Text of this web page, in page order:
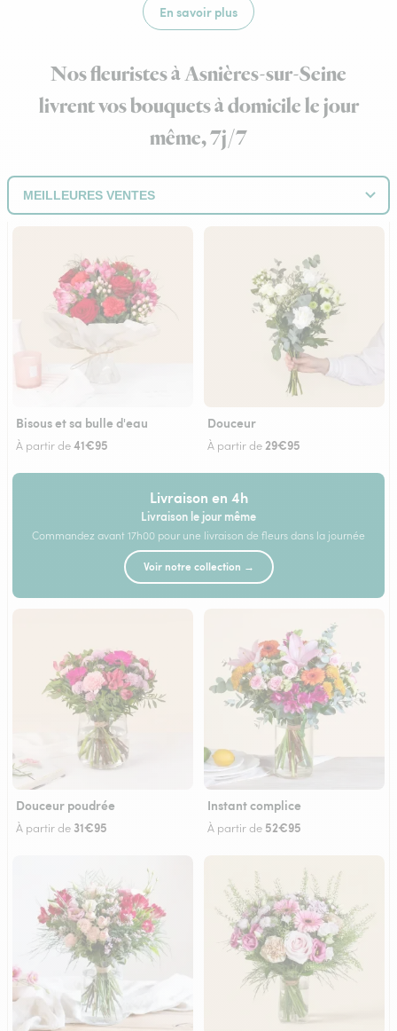
En savoir plus
Nos fleuristes à Asnières-sur-Seine
livrent vos bouquets à domicile le jour
même, 7j/7
Bisous et sa bulle d'eau
À partir de41€95
Douceur
À partir de29€95
Livraison en 4h
Livraison le jour même
Commandez avant 17h00 pour une livraison de fleurs dans la journée
Voir notre collection →
Douceur poudrée
À partir de 31€95
Instant complice
À partir de 52€95